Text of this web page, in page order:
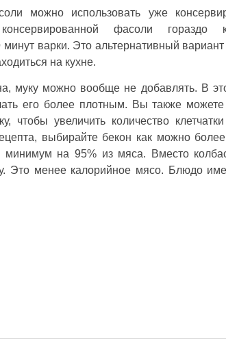
можно использовать уже
фасоли гораздо
варки. Это альтернативный вариант
на кухне.
муку можно вообще не добавлять. В
его более плотным. Вы также можете
увеличить количество
выбирайте бекон как можно
минимум на 95% из мяса. Вместо
Это менее калорийное мясо. Блюдо